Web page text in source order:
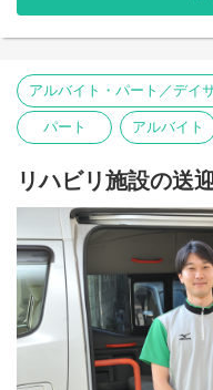
アルバイト・パート／デイ
パート アルバイト
リハビリ施設の送